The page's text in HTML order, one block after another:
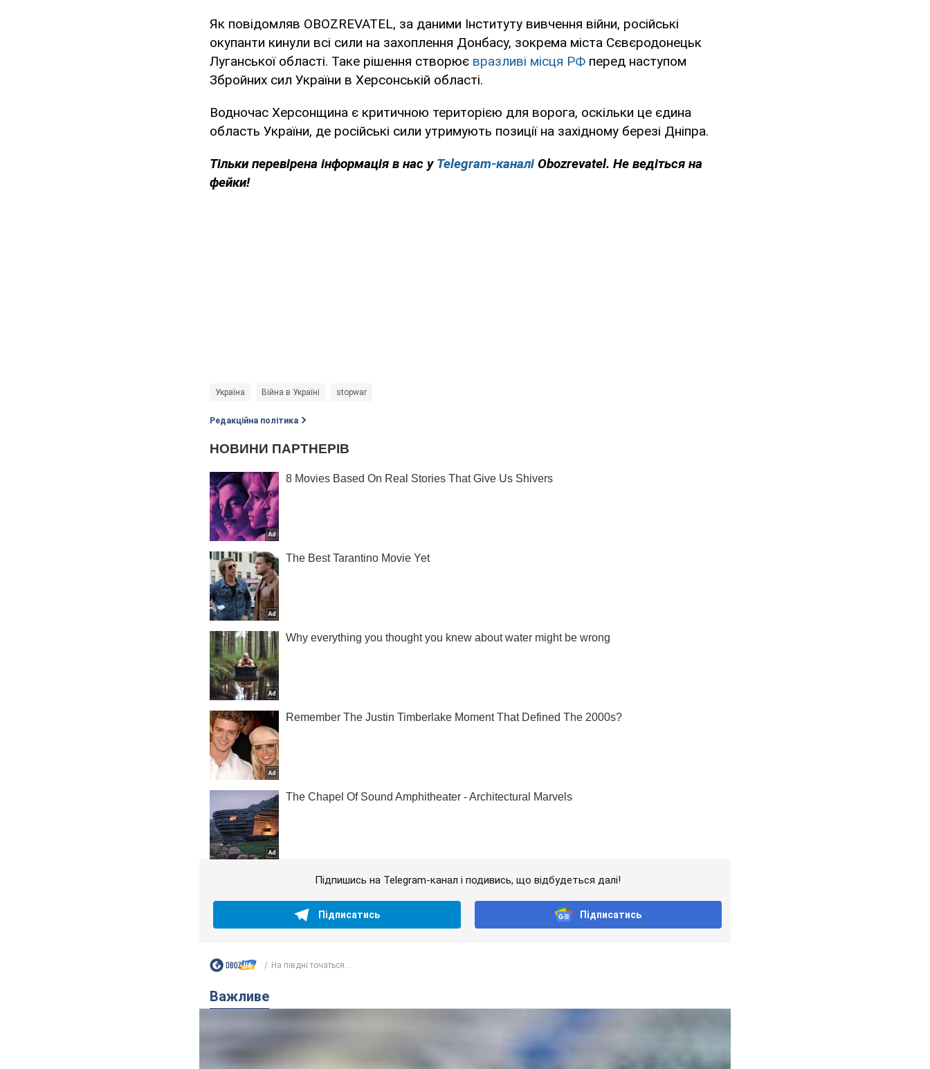
Як повідомляв OBOZREVATEL, за даними Інституту вивчення війни, російські
окупанти кинули всі сили на захоплення Донбасу, зокрема міста Сєвєродонецьк
Луганської області. Таке рішення створює вразливі місця РФ перед наступом
Збройних сил України в Херсонській області.
Водночас Херсонщина є критичною територією для ворога, оскільки це єдина
область України, де російські сили утримують позиції на західному березі Дніпра.
Тільки перевірена інформація в нас у Telegram-каналі Obozrevatel. Не ведіться на
фейки!
Україна Війна в Україні stopwar
Редакційна політика
Підпишись на Telegram-канал і подивись, що відбудеться далі!
Підписатись Підписатись
На півдні точаться...
Важливе